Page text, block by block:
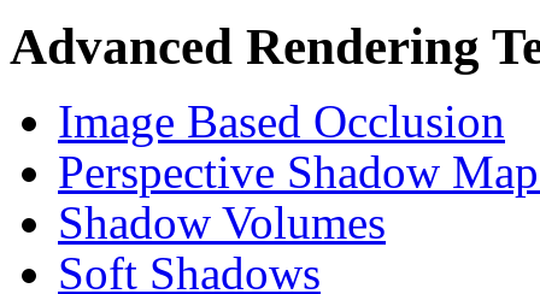
Advanced Rendering
Image Based Occlusion
Perspective Shadow
Shadow Volumes
Soft Shadows